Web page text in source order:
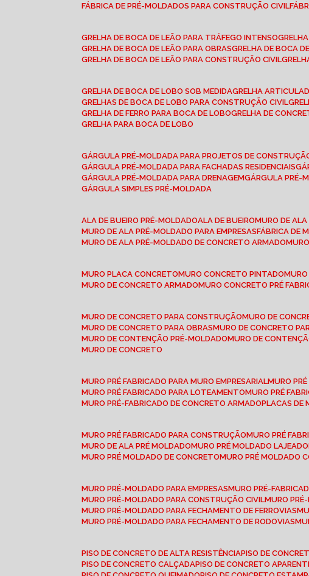
FÁBRICA DE PRÉ-MOLDADOS PARA CONSTRUÇÃO CIVIL
GRELHA DE BOCA DE LEÃO PARA TRÁFEGO INTENSO
GRELHA DE BOCA DE LEÃO PARA OBRAS
GRELHA DE BOCA
GRELHA DE BOCA DE LEÃO PARA CONSTRUÇÃO CIVIL
GRELHA DE BOCA DE LOBO SOB MEDIDA
GRELHA
GRELHAS DE BOCA DE LOBO PARA CONSTRUÇÃO CIVIL
GRELHA DE FERRO PARA BOCA DE LOBO
GRELHA DE
GRELHA PARA BOCA DE LOBO
GÁRGULA PRÉ-MOLDADA PARA PROJETOS DE
GÁRGULA PRÉ-MOLDADA PARA FACHADAS RESIDENCIAIS
GÁRGULA PRÉ-MOLDADA PARA DRENAGEM
GÁRGULA
GÁRGULA SIMPLES PRÉ-MOLDADA
ALA DE BUEIRO PRÉ-MOLDADO ALA DE BUEIRO MURO DE
MURO DE ALA PRÉ-MOLDADO PARA EMPRESAS FÁBRICA DE
MURO DE ALA PRÉ-MOLDADO DE CONCRETO ARMADO
MURO PLACA CONCRETO
MURO CONCRETO PINTADO
MURO DE CONCRETO ARMADO
MURO CONCRETO PRÉ
MURO DE CONCRETO PARA CONSTRUÇÃO
MURO DE
MURO DE CONCRETO PARA OBRAS
MURO DE CONCRETO
MURO DE CONTENÇÃO PRÉ-MOLDADO
MURO DE
MURO DE CONCRETO
MURO PRÉ FABRICADO PARA MURO EMPRESARIAL
MURO
MURO PRÉ FABRICADO PARA LOTEAMENTO
MURO PRÉ
MURO PRÉ-FABRICADO DE CONCRETO ARMADO PLACAS DE
MURO PRÉ FABRICADO PARA CONSTRUÇÃO
MURO PRÉ
MURO DE ALA PRÉ MOLDADO
MURO PRÉ MOLDADO LAJEADO
MURO PRÉ MOLDADO DE CONCRETO
MURO PRÉ MOLDADO
MURO PRÉ-MOLDADO PARA EMPRESAS
MURO PRÉ-
MURO PRÉ-MOLDADO PARA CONSTRUÇÃO CIVIL
MURO
MURO PRÉ-MOLDADO PARA FECHAMENTO DE FERROVIAS
MURO PRÉ-MOLDADO PARA FECHAMENTO DE RODOVIAS
PISO DE CONCRETO DE ALTA RESISTÊNCIA PISO DE
PISO DE CONCRETO CALÇADA PISO DE CONCRETO